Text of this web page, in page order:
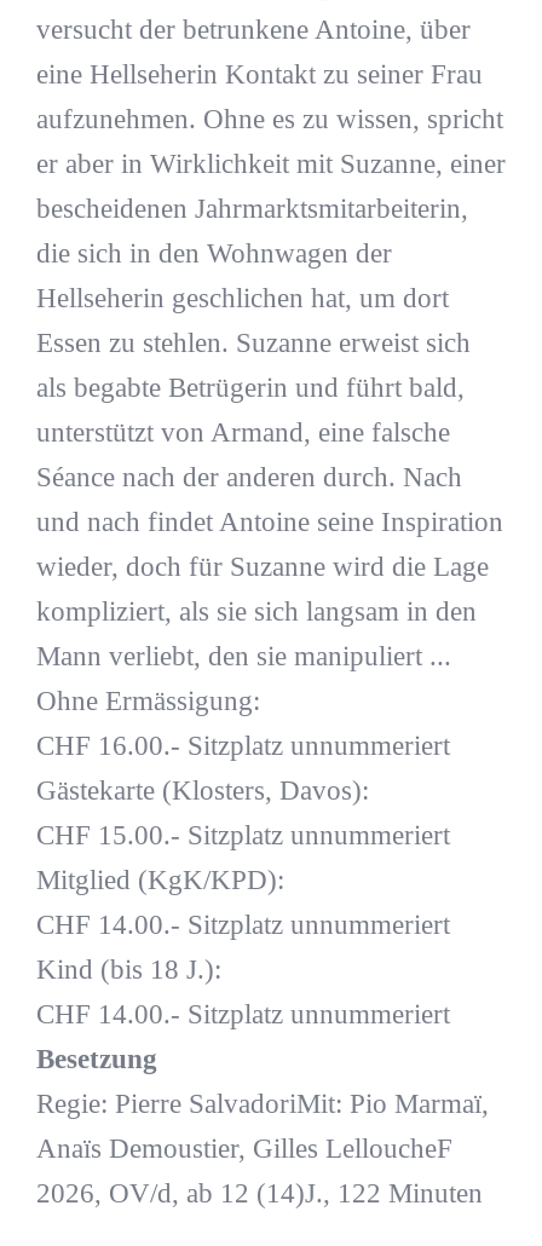
versucht der betrunkene Antoine, über
eine Hellseherin Kontakt zu seiner Frau
aufzunehmen. Ohne es zu wissen, spricht
er aber in Wirklichkeit mit Suzanne, einer
bescheidenen Jahrmarktsmitarbeiterin,
die sich in den Wohnwagen der
Hellseherin geschlichen hat, um dort
Essen zu stehlen. Suzanne erweist sich
als begabte Betrügerin und führt bald,
unterstützt von Armand, eine falsche
Séance nach der anderen durch. Nach
und nach findet Antoine seine Inspiration
wieder, doch für Suzanne wird die Lage
kompliziert, als sie sich langsam in den
Mann verliebt, den sie manipuliert ...
Ohne Ermässigung:
CHF 16.00.- Sitzplatz unnummeriert
Gästekarte (Klosters, Davos):
CHF 15.00.- Sitzplatz unnummeriert
Mitglied (KgK/KPD):
CHF 14.00.- Sitzplatz unnummeriert
Kind (bis 18 J.):
CHF 14.00.- Sitzplatz unnummeriert
Besetzung
Regie: Pierre SalvadoriMit: Pio Marmaï,
Anaïs Demoustier, Gilles LelloucheF
2026, OV/d, ab 12 (14)J., 122 Minuten